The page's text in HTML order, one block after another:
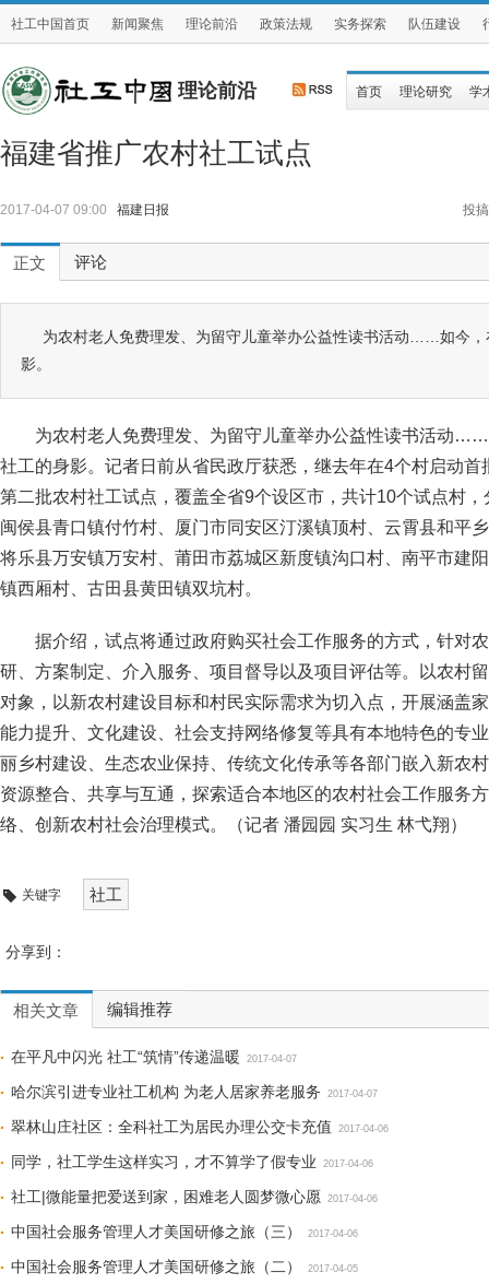
社工中国首页 新闻聚焦 理论前沿 政策法规 实务探索 队伍建设
理论前沿 首页 理论研究 学
福建省推广农村社工试点
2017-04-07 09:00 福建日报 投搞
正文 评论
为农村老人免费理发、为留守儿童举办公益性读书活动……如今
影。
为农村老人免费理发、为留守儿童举办公益性读书活动
社工的身影。记者日前从省民政厅获悉，继去年在4个村启动
第二批农村社工试点，覆盖全省9个设区市，共计10个试点村
闽侯县青口镇付竹村、厦门市同安区汀溪镇顶村、云霄县和平
将乐县万安镇万安村、莆田市荔城区新度镇沟口村、南平市建
镇西厢村、古田县黄田镇双坑村。
据介绍，试点将通过政府购买社会工作服务的方式，针对
研、方案制定、介入服务、项目督导以及项目评估等。以农村
对象，以新农村建设目标和村民实际需求为切入点，开展涵盖
能力提升、文化建设、社会支持网络修复等具有本地特色的专
丽乡村建设、生态农业保持、传统文化传承等各部门嵌入新农
资源整合、共享与互通，探索适合本地区的农村社会工作服务
络、创新农村社会治理模式。（记者 潘园园 实习生 林弋翔）
关键字 社工
分享到：
相关文章 编辑推荐
在平凡中闪光 社工“筑情”传递温暖 2017-04-07
哈尔滨引进专业社工机构 为老人居家养老服务 2017-04-07
翠林山庄社区：全科社工为居民办理公交卡充值 2017-04-06
同学，社工学生这样实习，才不算学了假专业 2017-04-06
社工|微能量把爱送到家，困难老人圆梦微心愿 2017-04-06
中国社会服务管理人才美国研修之旅（三） 2017-04-06
中国社会服务管理人才美国研修之旅（二） 2017-04-05